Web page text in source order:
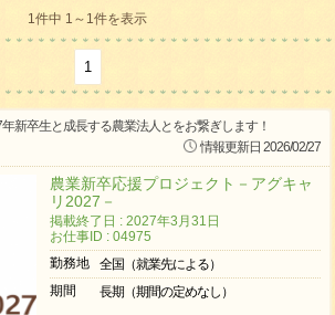
1件中 1～1件を表示
1
新卒生と成長する農業法人とをお繋ぎします！
情報更新日 2026/02/27
農業新卒応援プロジェクト－アグキャ
リ2027－
掲載終了日 : 2027年3月31日
お仕事ID : 04975
勤務地
全国（就業先による）
期間
長期（期間の定めなし）